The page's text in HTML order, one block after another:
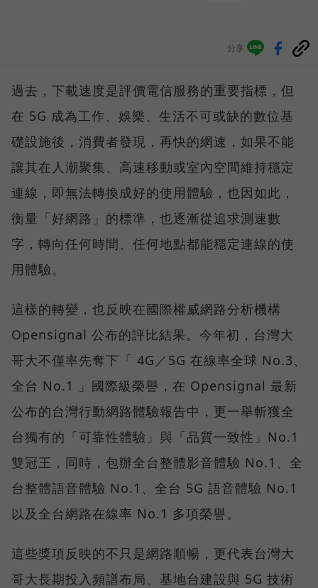
分享
過去，下載速度是評價電信服務的重要指標，但
在 5G 成為工作、娛樂、生活不可或缺的數位基
礎設施後，消費者發現，再快的網速，如果不能
讓其在人潮聚集、高速移動或室內空間維持穩定
連線，即無法轉換成好的使用體驗，也因如此，
衡量「好網路」的標準，也逐漸從追求測速數
字，轉向任何時間、任何地點都能穩定連線的使
用體驗。
這樣的轉變，也反映在國際權威網路分析機構
Opensignal 公布的評比結果。今年初，台灣大
哥大不僅率先奪下「 4G／5G 在線率全球 No.3、
全台 No.1 」國際級榮譽，在 Opensignal 最新
公布的台灣行動網路體驗報告中，更一舉斬獲全
台獨有的「可靠性體驗」與「品質一致性」No.1
雙冠王，同時，包辦全台整體影音體驗 No.1、全
台整體語音體驗 No.1、全台 5G 語音體驗 No.1
以及全台網路在線率 No.1 多項榮譽。
這些獎項反映的不只是網路順暢，更代表台灣大
哥大長期投入頻譜布局、基地台建設與 5G 技術